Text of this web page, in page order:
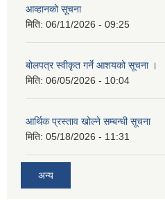
आव्हानको सूचना
मिति: 06/11/2026 - 09:25
बोलपत्र स्वीकृत गर्ने आशयको सूचना ।
मिति: 06/05/2026 - 10:04
आर्थिक प्रस्ताव खोल्ने सम्बन्धी सूचना
मिति: 05/18/2026 - 11:31
अन्य